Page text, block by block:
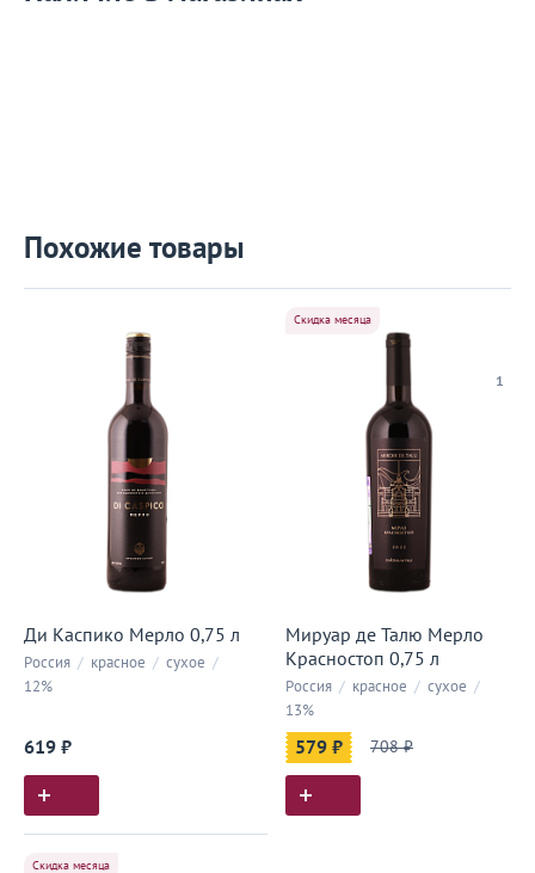
Похожие товары
Ди Каспико Мерло 0,75 л
Россия / красное / сухое /
12%
619 ₽
1
Скидка месяца
Мируар де Талю Мерло
Красностоп 0,75 л
Россия / красное / сухое /
13%
579 ₽ 708 ₽
Скидка месяца